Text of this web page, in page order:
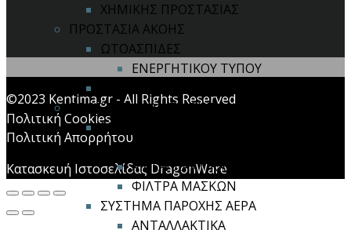
ΧΗΜΙΚΗΣ ΠΡΟΣΤΑΣΙΑΣ
ΠΡΟΣΤΑΣΙΑ ΑΚΟΗΣ
ΩΤΟΑΣΠΙΔΕΣ
ΕΝΕΡΓΗΤΙΚΟΥ ΤΥΠΟΥ
ΠΡΟΣΤΑΣΙΑ ΑΝΑΠΝΟΗΣ
ΜΑΣΚΕΣ ΙΜΙΣΕΩΣ / ΟΛΟΚΛΗΡΟΥ
ΠΡΟΣΩΠΟΥ
ΑΝΤΑΛΛΑΚΤΙΚΑ
ΦΙΛΤΡΑ ΜΑΣΚΩΝ
ΣΥΣΤΗΜΑ ΠΑΡΟΧΗΣ ΑΕΡΑ
ΑΝΤΑΛΛΑΚΤΙΚΑ
©2023 Kentima.gr - All Rights Reserved
Πολιτική Cookies
Πολιτική Απορρήτου
Κατασκευή Ιστοσελίδας DragonWare